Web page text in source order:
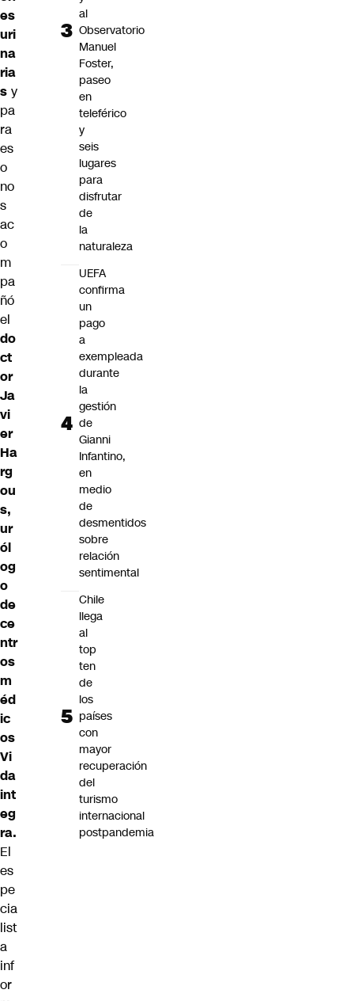
es
uri
na
ria
s y
pa
ra
es
o
no
s
ac
o
m
pa
ñó
el
do
ct
or
Ja
vi
er
Ha
rg
ou
s,
ur
ól
og
o
de
ce
ntr
os
m
éd
ic
os
Vi
da
int
eg
ra.
El
es
pe
cia
list
a
inf
or
al
Observatorio
Manuel
Foster,
paseo
en
teleférico
y
seis
lugares
para
disfrutar
de
la
naturaleza
UEFA
confirma
un
pago
a
exempleada
durante
la
gestión
de
Gianni
Infantino,
en
medio
de
desmentidos
sobre
relación
sentimental
Chile
llega
al
top
ten
de
los
países
con
mayor
recuperación
del
turismo
internacional
postpandemia